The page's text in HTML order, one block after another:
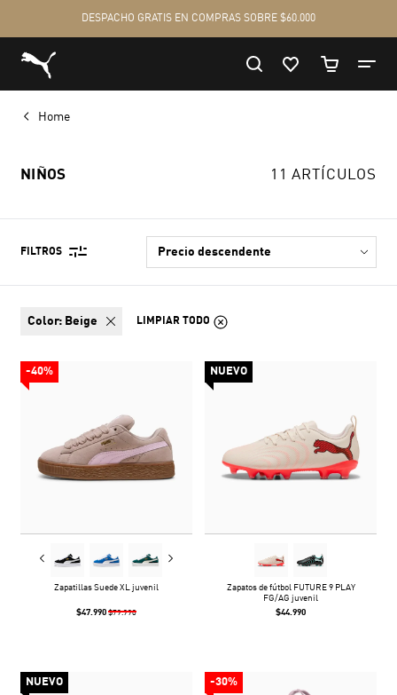
Home
NIÑOS 11 ARTÍCULOS
FILTROS
color: Beige LIMPIAR TODO
-40%
Zapatillas Suede XL juvenil
$47.990 $79.990
NUEVO
Zapatos de fútbol FUTURE 9 PLAY
FG/AG juvenil
$44.990
NUEVO -30%